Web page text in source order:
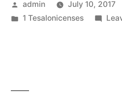
Posted
by
admin
July 10, 2017
Posted
1 Tesalonicenses